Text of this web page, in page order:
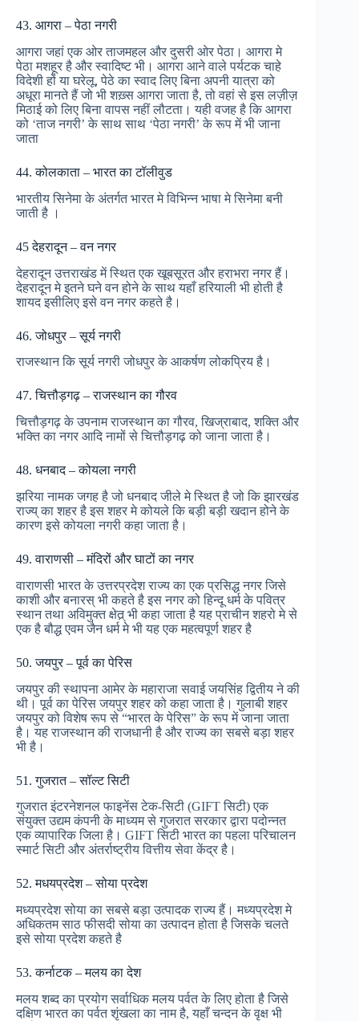
43. आगरा – पेठा नगरी
आगरा जहां एक ओर ताजमहल और दुसरी ओर पेठा। आगरा मे
पेठा मशहूर है और स्वादिष्ट भी। आगरा आने वाले पर्यटक चाहे
विदेशी हों या घरेलू, पेठे का स्वाद लिए बिना अपनी यात्रा को
अधूरा मानते हैं जो भी शख़्स आगरा जाता है, तो वहां से इस लज़ीज़
मिठाई को लिए बिना वापस नहीं लौटता। यही वजह है कि आगरा
को ‘ताज नगरी’ के साथ साथ ‘पेठा नगरी’ के रूप में भी जाना
जाता
44. कोलकाता – भारत का टॉलीवुड
भारतीय सिनेमा के अंतर्गत भारत मे विभिन्न भाषा मे सिनेमा बनी
जाती है ।
45 देहरादून – वन नगर
देहरादून उत्तराखंड में स्थित एक खूबसूरत और हराभरा नगर हैं।
देहरादून मे इतने घने वन होने के साथ यहाँ हरियाली भी होती है
शायद इसीलिए इसे वन नगर कहते है।
46. जोधपुर – सूर्य नगरी
राजस्थान कि सूर्य नगरी जोधपुर के आकर्षण लोकप्रिय है।
47. चित्तौड़गढ़ – राजस्थान का गौरव
चित्तौड़गढ़ के उपनाम राजस्थान का गौरव, खिज्राबाद, शक्ति और
भक्ति का नगर आदि नामों से चित्तौड़गढ़ को जाना जाता है।
48. धनबाद – कोयला नगरी
झरिया नामक जगह है जो धनबाद जीले मे स्थित है जो कि झारखंड
राज्य् का शहर है इस शहर मे कोयले कि बड़ी बड़ी खदान होने के
कारण इसे कोयला नगरी कहा जाता है।
49. वाराणसी – मंदिरों और घाटों का नगर
वाराणसी भारत के उत्तरप्रदेश राज्य का एक प्रसिद्ध नगर जिसे
काशी और बनारस् भी कहते है इस नगर को हिन्दू धर्म के पवित्र
स्थान तथा अविमुक्त क्षेत्र् भी कहा जाता है यह प्राचीन शहरो मे से
एक है बौद्ध एवम जैन धर्म मे भी यह एक महत्वपूर्ण शहर है
50. जयपुर – पूर्व का पेरिस
जयपुर की स्थापना आमेर के महाराजा सवाई जयसिंह द्वितीय ने की
थी। पूर्व का पेरिस जयपुर शहर को कहा जाता है। गुलाबी शहर
जयपुर को विशेष रूप से “भारत के पेरिस” के रूप में जाना जाता
है। यह राजस्थान की राजधानी है और राज्य का सबसे बड़ा शहर
भी है।
51. गुजरात – सॉल्ट सिटी
गुजरात इंटरनेशनल फाइनेंस टेक-सिटी (GIFT सिटी) एक
संयुक्त उद्यम कंपनी के माध्यम से गुजरात सरकार द्वारा पदोन्नत
एक व्यापारिक जिला है। GIFT सिटी भारत का पहला परिचालन
स्मार्ट सिटी और अंतर्राष्ट्रीय वित्तीय सेवा केंद्र है।
52. मधयप्रदेश – सोया प्रदेश
मध्यप्रदेश सोया का सबसे बड़ा उत्पादक राज्य हैं। मध्यप्रदेश मे
अधिकतम साठ फीसदी सोया का उत्पादन होता है जिसके चलते
इसे सोया प्रदेश कहते है
53. कर्नाटक – मलय का देश
मलय शब्द का प्रयोग सर्वाधिक मलय पर्वत के लिए होता है जिसे
दक्षिण भारत का पर्वत शृंखला का नाम है, यहाँ चन्दन के वृक्ष भी